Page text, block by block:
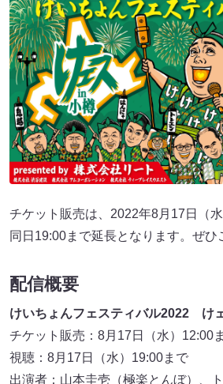
チケット販売は、2022年8月17日（
同日19:00まで延長となります。ぜひ
配信概要
けいちょんフェスティバル2022 け
チケット販売：8月17日（水）12:00
視聴：8月17日（水）19:00まで
出演者：山本圭壱（極楽とんぼ）、